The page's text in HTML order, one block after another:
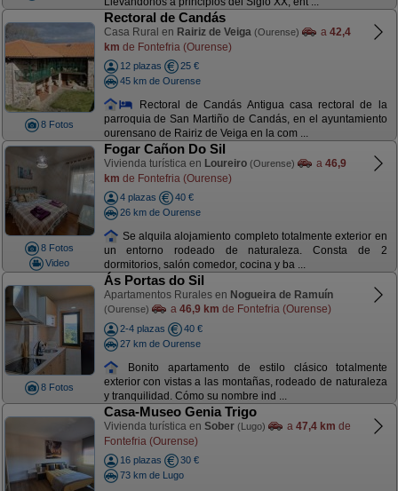
8 Fotos
Rectoral de Candás
Casa Rural en Rairiz de Veiga (Ourense) a 42,4
km de Fontefria (Ourense)
12 plazas
25 €
45 km de Ourense
Rectoral de Candás Antigua casa rectoral de la
parroquia de San Martiño de Candás, en el ayuntamiento
ourensano de Rairiz de Veiga en la com ...
8 Fotos
Video
Fogar Cañon Do Sil
Vivienda turística en Loureiro (Ourense) a 46,9
km de Fontefria (Ourense)
4 plazas
40 €
26 km de Ourense
Se alquila alojamiento completo totalmente exterior en
un entorno rodeado de naturaleza. Consta de 2
dormitorios, salón comedor, cocina y ba ...
8 Fotos
Ás Portas do Sil
Apartamentos Rurales en Nogueira de Ramuín
(Ourense) a 46,9 km de Fontefria (Ourense)
2-4 plazas
40 €
27 km de Ourense
Bonito apartamento de estilo clásico totalmente
exterior con vistas a las montañas, rodeado de naturaleza
y tranquilidad. Cómo su nombre ind ...
Casa-Museo Genia Trigo
Vivienda turística en Sober (Lugo) a 47,4 km de
Fontefria (Ourense)
16 plazas
30 €
73 km de Lugo